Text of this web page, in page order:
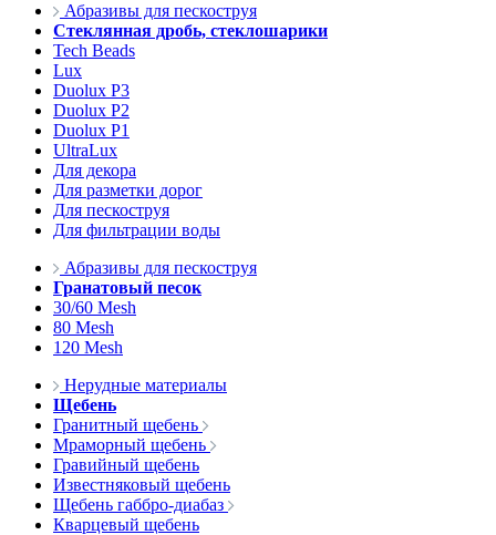
Абразивы для пескоструя
Стеклянная дробь, стеклошарики
Tech Beads
Lux
Duolux P3
Duolux P2
Duolux P1
UltraLux
Для декора
Для разметки дорог
Для пескоструя
Для фильтрации воды
Абразивы для пескоструя
Гранатовый песок
30/60 Mesh
80 Mesh
120 Mesh
Нерудные материалы
Щебень
Гранитный щебень
Мраморный щебень
Гравийный щебень
Известняковый щебень
Щебень габбро-диабаз
Кварцевый щебень